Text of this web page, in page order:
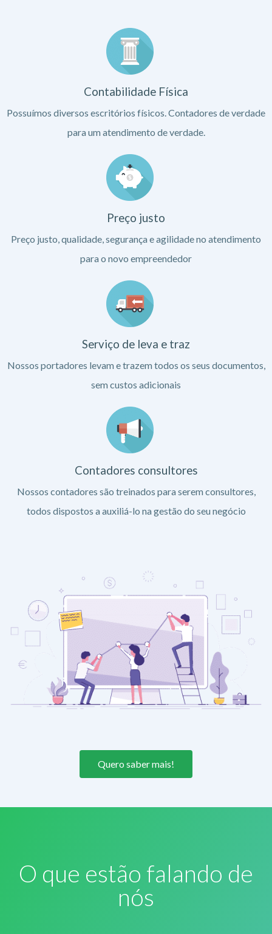
Contabilidade Física
Possuímos diversos escritórios físicos. Contadores de verdade
para um atendimento de verdade.
Preço justo
Preço justo, qualidade, segurança e agilidade no atendimento
para o novo empreendedor
Serviço de leva e traz
Nossos portadores levam e trazem todos os seus documentos,
sem custos adicionais
Contadores consultores
Nossos contadores são treinados para serem consultores,
todos dispostos a auxiliá-lo na gestão do seu negócio
Quero saber mais!
O que estão falando de
nós